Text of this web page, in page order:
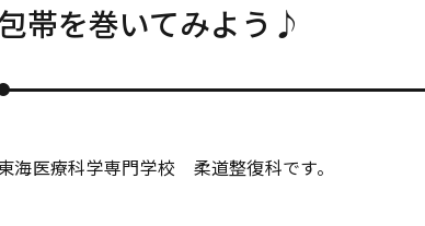
帯を巻いてみよう♪
海医療科学専門学校 柔道整復科です。